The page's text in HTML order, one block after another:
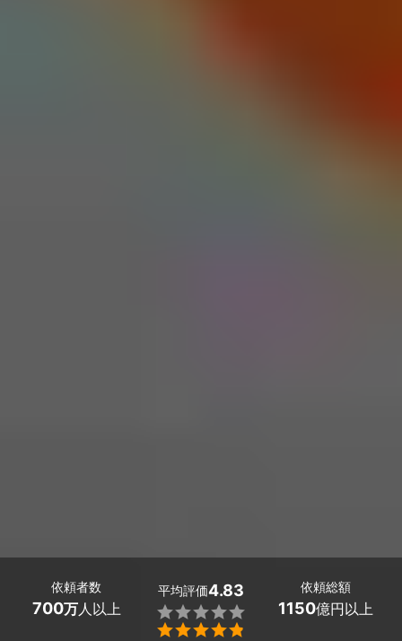
依頼者数
700万人以上
平均評価4.83


依頼総額
1150億円以上